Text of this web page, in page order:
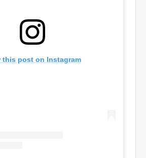
this post on Instagram